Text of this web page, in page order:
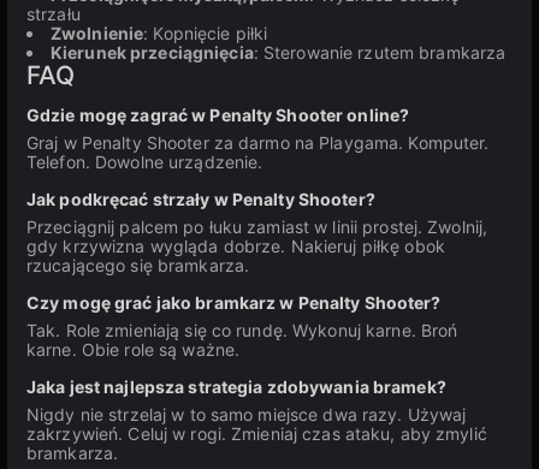
strzału
Zwolnienie: Kopnięcie piłki
Kierunek przeciągnięcia: Sterowanie rzutem bramkarza
FAQ
Gdzie mogę zagrać w Penalty Shooter online?
Graj w Penalty Shooter za darmo na Playgama. Komputer.
Telefon. Dowolne urządzenie.
Jak podkręcać strzały w Penalty Shooter?
Przeciągnij palcem po łuku zamiast w linii prostej. Zwolnij,
gdy krzywizna wygląda dobrze. Nakieruj piłkę obok
rzucającego się bramkarza.
Czy mogę grać jako bramkarz w Penalty Shooter?
Tak. Role zmieniają się co rundę. Wykonuj karne. Broń
karne. Obie role są ważne.
Jaka jest najlepsza strategia zdobywania bramek?
Nigdy nie strzelaj w to samo miejsce dwa razy. Używaj
zakrzywień. Celuj w rogi. Zmieniaj czas ataku, aby zmylić
bramkarza.